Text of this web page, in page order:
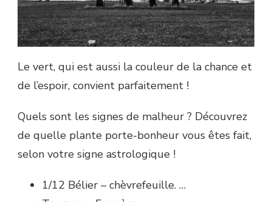
Le vert, qui est aussi la couleur de la chance et
de l’espoir, convient parfaitement !
Quels sont les signes de malheur ? Découvrez
de quelle plante porte-bonheur vous êtes fait,
selon votre signe astrologique !
1/12 Bélier – chèvrefeuille. …